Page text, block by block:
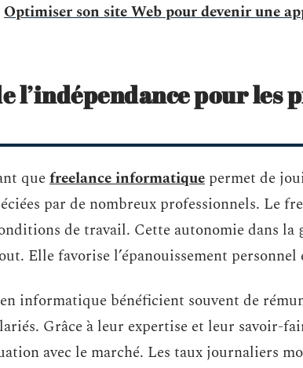
Optimiser son site Web pour devenir une
l’indépendance pour les
quefreelance informatique permet de
par de nombreux professionnels. Le
de travail. Cette autonomie dans
Elle favorise l’épanouissement
informatique bénéficient souvent de
Grâce à leur expertise et leur savoir-
avec le marché. Les taux journaliers